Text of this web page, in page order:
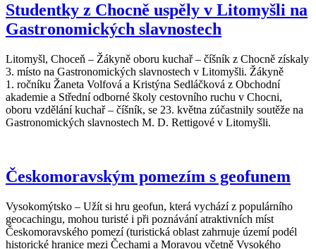
Studentky z Chocně uspěly v Litomyšli na
Gastronomických slavnostech
Litomyšl, Choceň – Žákyně oboru kuchař – číšník z Chocně získaly
3. místo na Gastronomických slavnostech v Litomyšli. Žákyně
1. ročníku Žaneta Volfová a Kristýna Sedláčková z Obchodní
akademie a Střední odborné školy cestovního ruchu v Chocni,
oboru vzdělání kuchař – číšník, se 23. května zúčastnily soutěže na
Gastronomických slavnostech M. D. Rettigové v Litomyšli.
Českomoravským pomezím s geofunem
Vysokomýtsko – Užít si hru geofun, která vychází z populárního
geocachingu, mohou turisté i při poznávání atraktivních míst
Českomoravského pomezí (turistická oblast zahrnuje území podél
historické hranice mezi Čechami a Moravou včetně Vysokého